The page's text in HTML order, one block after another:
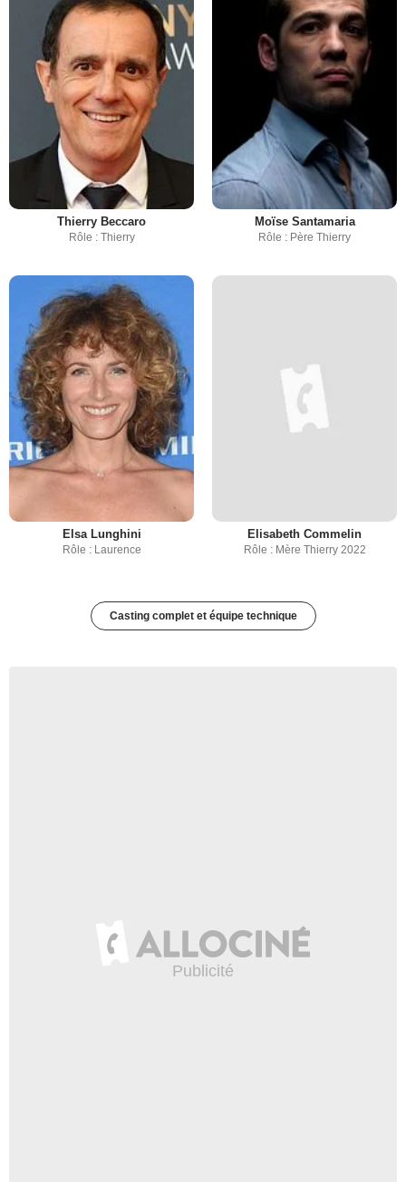
Thierry Beccaro
Rôle : Thierry
Moïse Santamaria
Rôle : Père Thierry
Elsa Lunghini
Rôle : Laurence
Elisabeth Commelin
Rôle : Mère Thierry 2022
Casting complet et équipe technique